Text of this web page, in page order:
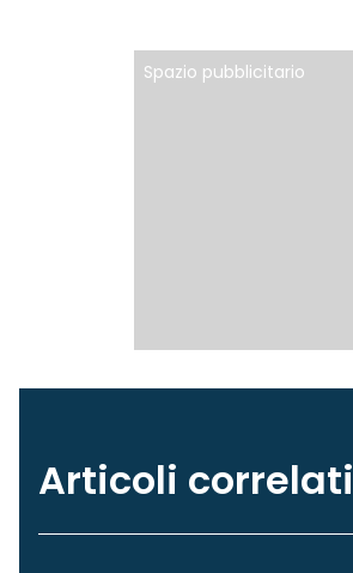
Spazio pubblicitario
Articoli correlati